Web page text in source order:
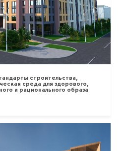
строительства,
среда для здорового,
и рационального образа